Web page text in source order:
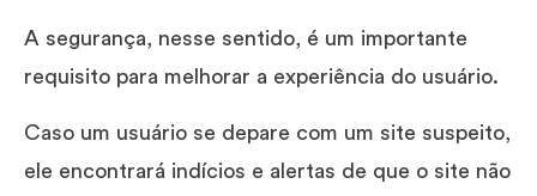
A segurança, nesse sentido, é um importante
requisito para melhorar a experiência do usuário.
Caso um usuário se depare com um site suspeito,
ele encontrará indícios e alertas de que o site não